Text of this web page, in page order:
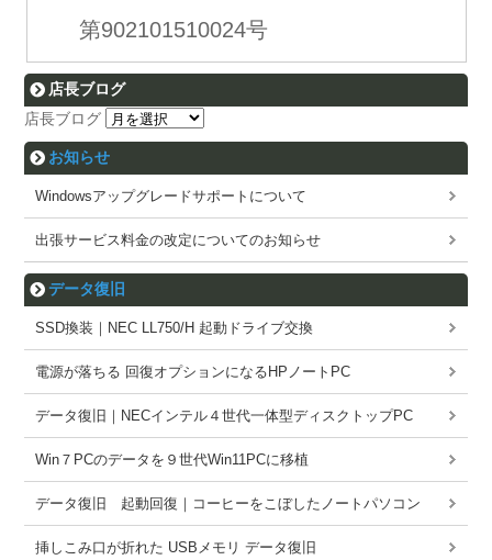
第902101510024号
店長ブログ
店長ブログ
お知らせ
Windowsアップグレードサポートについて
出張サービス料金の改定についてのお知らせ
データ復旧
SSD換装｜NEC LL750/H 起動ドライブ交換
電源が落ちる 回復オプションになるHPノートPC
データ復旧｜NECインテル４世代一体型ディスクトップPC
Win７PCのデータを９世代Win11PCに移植
データ復旧 起動回復｜コーヒーをこぼしたノートパソコン
挿しこみ口が折れた USBメモリ データ復旧